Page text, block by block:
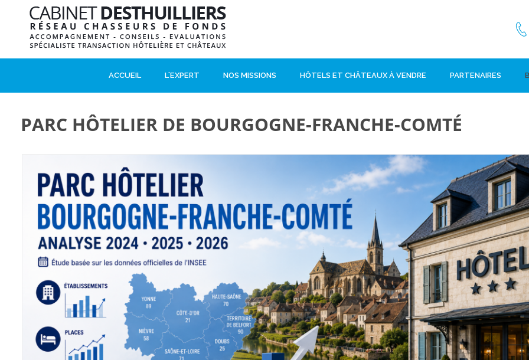
ACCUEIL L'EXPERT NOS MISSIONS HÔTELS ET CHÂTEAUX À VENDRE PARTENAIRES
PARC HÔTELIER DE BOURGOGNE-FRANCHE-COMTÉ